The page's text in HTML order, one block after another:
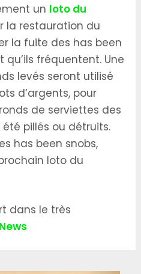
un loto du
la restauration du
la fuite des has been
fréquentent. Une
levés seront utilisé
d’argents, pour
de serviettes des
pillés ou détruits.
has been snobs,
loto du
dans le très